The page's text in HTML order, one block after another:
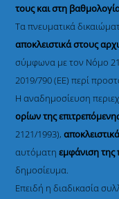
τους και στη
Τα πνευματικά
αποκλειστικά στους
σύμφωνα με τον Νόμο
2019/790 (ΕΕ) περί
Η αναδημοσίευση
ορίων της
2121/1993),
αυτόματηεμφάνιση
δημοσίευμα.
Επειδή η διαδικασία